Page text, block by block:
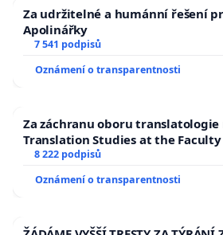
Za udržitelné a humánní řešení
Apolinářky
7 541 podpisů
Oznámení o transparentnosti
Za záchranu oboru translatologie
Translation Studies at the
University
8 222 podpisů
Oznámení o transparentnosti